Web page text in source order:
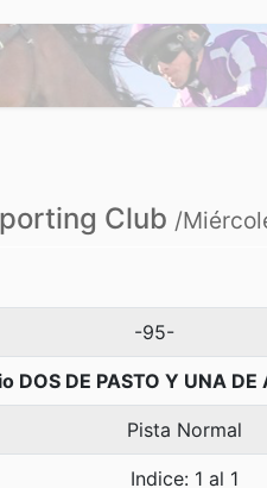
Club /
-95-
DOS DE PASTO Y UNA
Pista Normal
Indice: 1 al 1